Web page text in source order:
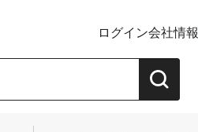
ログイン会社情報